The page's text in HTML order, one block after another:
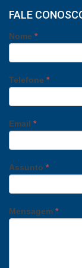
FALE
Nome *
Telefone *
Email *
Assunto *
Mensagem *